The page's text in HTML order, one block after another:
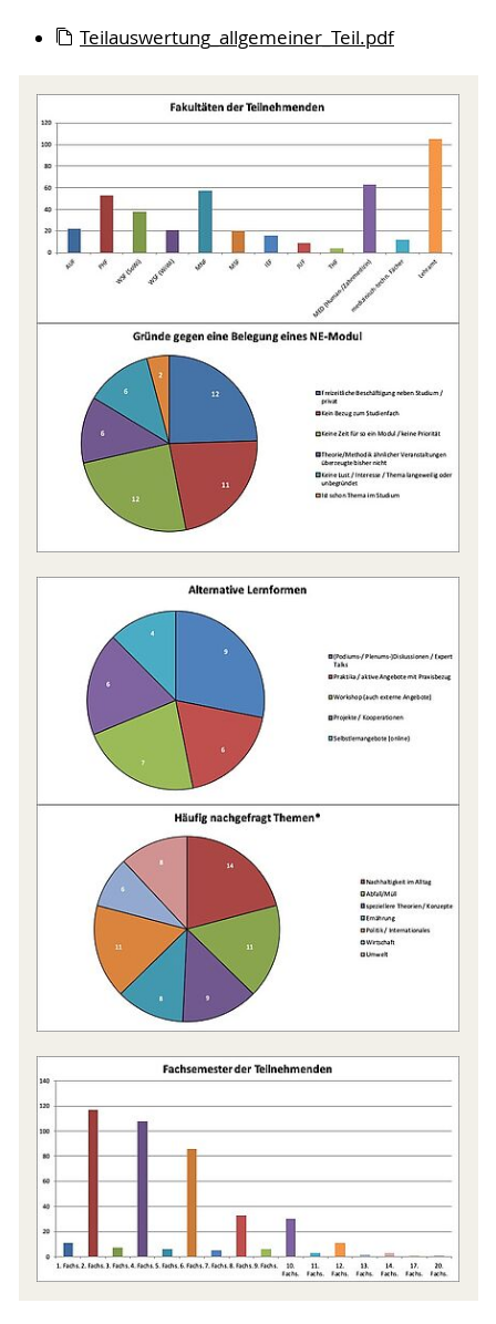
Teilauswertung_allgemeiner_Teil.pdf